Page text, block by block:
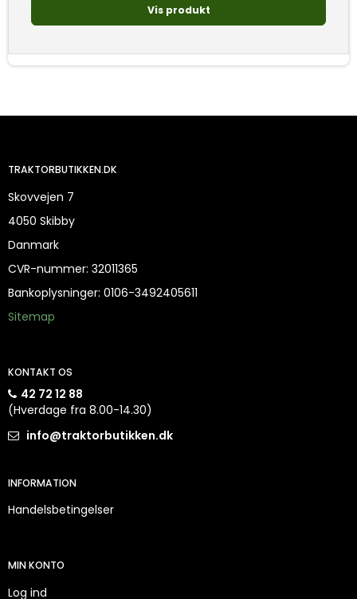
Vis produkt
TRAKTORBUTIKKEN.DK
Skovvejen 7
4050 Skibby
Danmark
CVR-nummer: 32011365
Bankoplysninger: 0106-3492405611
Sitemap
KONTAKT OS
42 72 12 88
(Hverdage fra 8.00-14.30)
info@traktorbutikken.dk
INFORMATION
Handelsbetingelser
MIN KONTO
Log ind